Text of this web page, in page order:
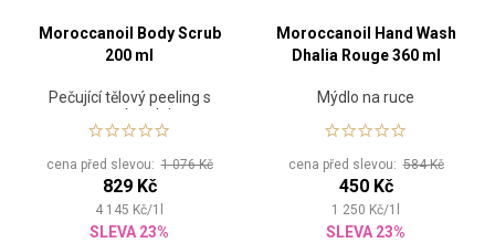
Moroccanoil Body Scrub
200 ml
Pečující tělový peeling s
arganovým olejem
cena před slevou:1 076 Kč
829 Kč
4 145 Kč/1
SLEVA 23%
Moroccanoil Hand Wash
Dhalia Rouge 360 ml
Mýdlo na ruce
cena před slevou:584 Kč
450 Kč
1 250 Kč/1
SLEVA 23%